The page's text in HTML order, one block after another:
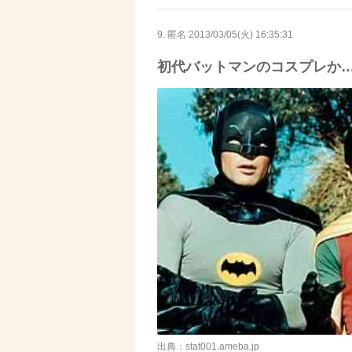
9. 匿名 2013/03/05(火) 16:35:31
初代バットマンのコスプレか
出典：stat001.ameba.jp